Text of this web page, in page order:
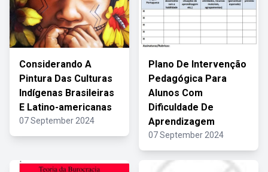
Considerando A
Pintura Das Culturas
Indígenas Brasileiras
E Latino-americanas
07 September 2024
Plano De Intervenção
Pedagógica Para
Alunos Com
Dificuldade De
Aprendizagem
07 September 2024